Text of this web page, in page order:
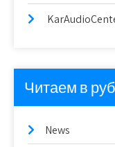
Читаем в
News